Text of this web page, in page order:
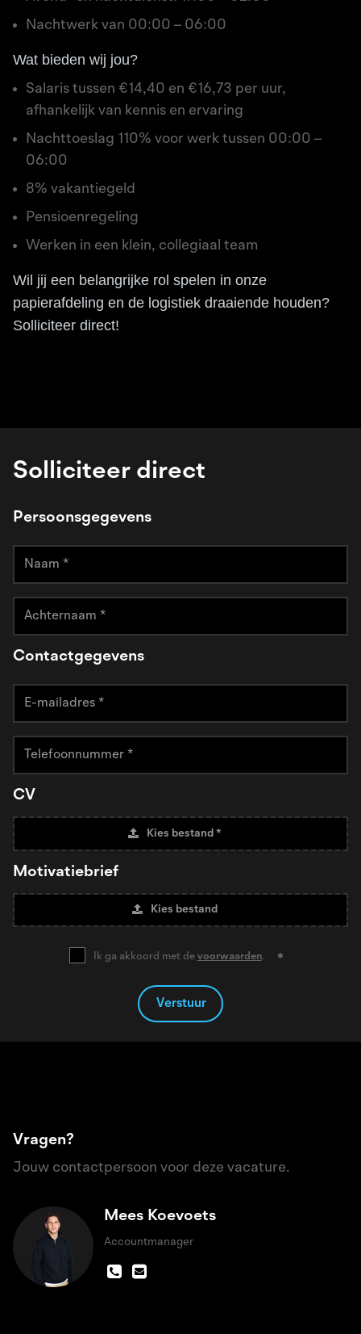
Nachtwerk van 00:00 – 06:00
Wat bieden wij jou?
Salaris tussen €14,40 en €16,73 per uur,
afhankelijk van kennis en ervaring
Nachttoeslag 110% voor werk tussen 00:00 –
06:00
8% vakantiegeld
Pensioenregeling
Werken in een klein, collegiaal team
Wil jij een belangrijke rol spelen in onze
papierafdeling en de logistiek draaiende houden?
Solliciteer direct!
Solliciteer direct
Persoonsgegevens
Contactgegevens
CV
Kies bestand *
Motivatiebrief
Kies bestand
Ik ga akkoord met de voorwaarden.
Verstuur
Vragen?
Jouw contactpersoon voor deze vacature.
Mees Koevoets
Accountmanager